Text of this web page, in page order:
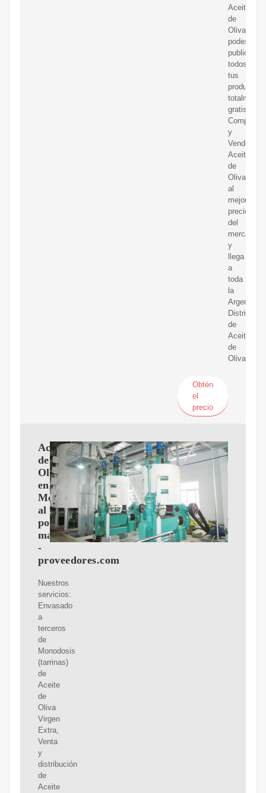
Aceite
de
Oliva
podes
publicar
todos
tus
productos
totalmente
gratis.
Compra
y
Vende
Aceite
de
Oliva
al
mejor
precio
del
mercado
y
llega
a
toda
la
Argentina.
de
Aceite
de
Oliva
Obtén
el
precio
Aceite
de
Oliva
en
Monodosis
al
por
mayor
-
proveedores.com
Nuestros
servicios:
Envasado
a
terceros
de
Monodosis
(tarrinas)
de
Aceite
de
Oliva
Virgen
Extra,
Venta
y
distribución
de
Aceite